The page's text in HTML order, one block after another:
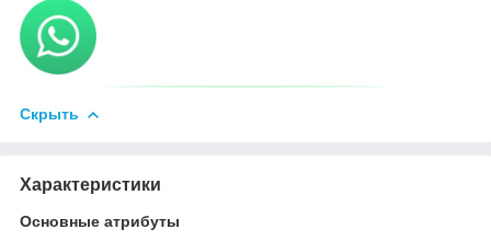
Скрыть
Характеристики
Основные атрибуты